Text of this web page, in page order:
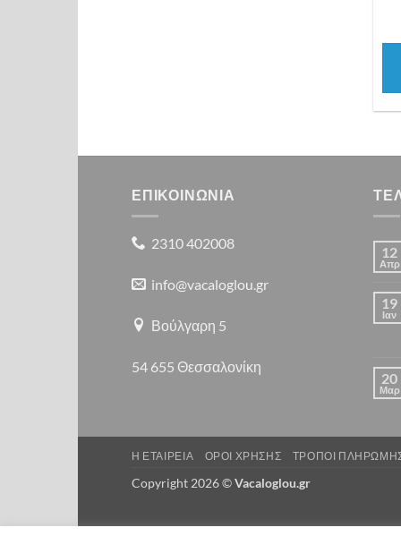
ΕΠΙΚΟΙΝΩΝΙΑ
2310 402008
info@vacaloglou.gr
Βούλγαρη 5
54 655 Θεσσαλονίκη
12
Απρ
19
Ιαν
20
Μαρ
Η ΕΤΑΙΡΕΙΑ ΟΡΟΙ ΧΡΗΣΗΣ ΤΡΟΠΟΙ
Copyright 2026 ©Vacaloglou.gr